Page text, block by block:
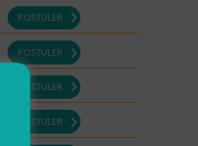
POSTULER
POSTULER
POSTULER
POSTULER